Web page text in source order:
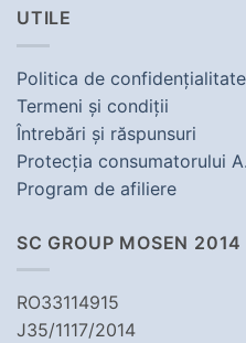
UTILE
Politica de confidenţialitate
Termeni şi condiţii
Întrebări şi răspunsuri
Protecţia consumatorului
Program de afiliere
SC GROUP MOSEN 2014
RO33114915
J35/1117/2014